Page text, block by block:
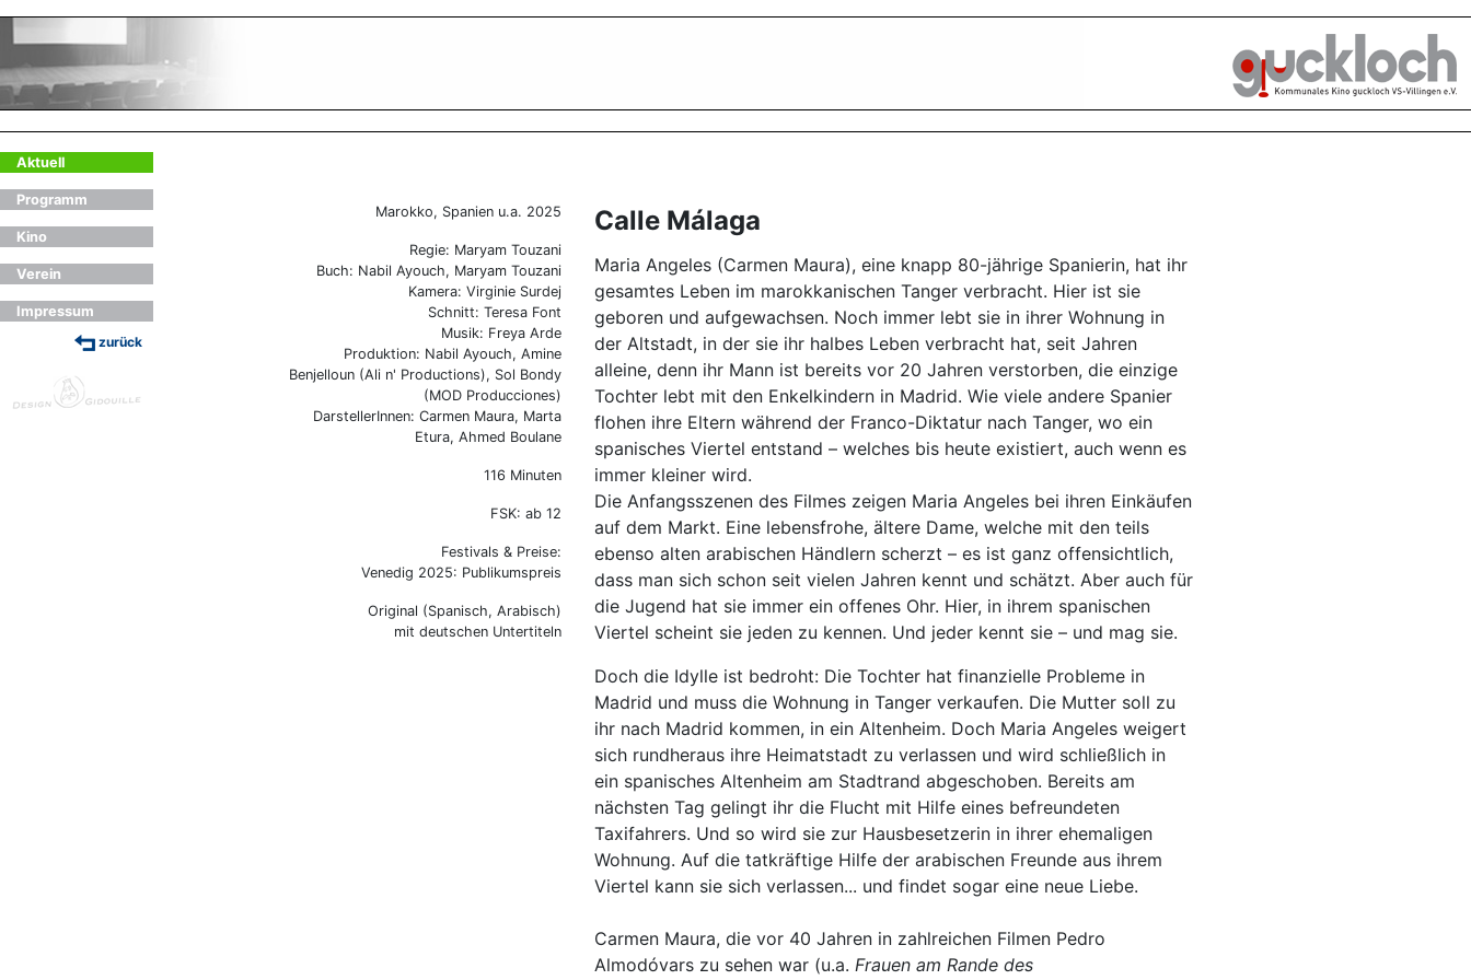
Aktuell
Programm
Kino
Verein
Impressum
zurück
Marokko, Spanien u.a. 2025
Regie: Maryam Touzani
Buch: Nabil Ayouch, Maryam Touzani
Kamera: Virginie Surdej
Schnitt: Teresa Font
Musik: Freya Arde
Produktion: Nabil Ayouch, Amine
Benjelloun (Ali n' Productions), Sol Bondy
(MOD Producciones)
DarstellerInnen: Carmen Maura, Marta
Etura, Ahmed Boulane
116 Minuten
FSK: ab 12
Festivals & Preise:
Venedig 2025: Publikumspreis
Original (Spanisch, Arabisch)
mit deutschen Untertiteln
Calle Málaga
Maria Angeles (Carmen Maura), eine knapp 80-jährige Spanierin, hat ihr
gesamtes Leben im marokkanischen Tanger verbracht. Hier ist sie
geboren und aufgewachsen. Noch immer lebt sie in ihrer Wohnung in
der Altstadt, in der sie ihr halbes Leben verbracht hat, seit Jahren
alleine, denn ihr Mann ist bereits vor 20 Jahren verstorben, die einzige
Tochter lebt mit den Enkelkindern in Madrid. Wie viele andere Spanier
flohen ihre Eltern während der Franco-Diktatur nach Tanger, wo ein
spanisches Viertel entstand – welches bis heute existiert, auch wenn es
immer kleiner wird.
Die Anfangsszenen des Filmes zeigen Maria Angeles bei ihren Einkäufen
auf dem Markt. Eine lebensfrohe, ältere Dame, welche mit den teils
ebenso alten arabischen Händlern scherzt – es ist ganz offensichtlich,
dass man sich schon seit vielen Jahren kennt und schätzt. Aber auch für
die Jugend hat sie immer ein offenes Ohr. Hier, in ihrem spanischen
Viertel scheint sie jeden zu kennen. Und jeder kennt sie – und mag sie.
Doch die Idylle ist bedroht: Die Tochter hat finanzielle Probleme in
Madrid und muss die Wohnung in Tanger verkaufen. Die Mutter soll zu
ihr nach Madrid kommen, in ein Altenheim. Doch Maria Angeles weigert
sich rundheraus ihre Heimatstadt zu verlassen und wird schließlich in
ein spanisches Altenheim am Stadtrand abgeschoben. Bereits am
nächsten Tag gelingt ihr die Flucht mit Hilfe eines befreundeten
Taxifahrers. Und so wird sie zur Hausbesetzerin in ihrer ehemaligen
Wohnung. Auf die tatkräftige Hilfe der arabischen Freunde aus ihrem
Viertel kann sie sich verlassen... und findet sogar eine neue Liebe.
Carmen Maura, die vor 40 Jahren in zahlreichen Filmen Pedro
Almodóvars zu sehen war (u.a. Frauen am Rande des